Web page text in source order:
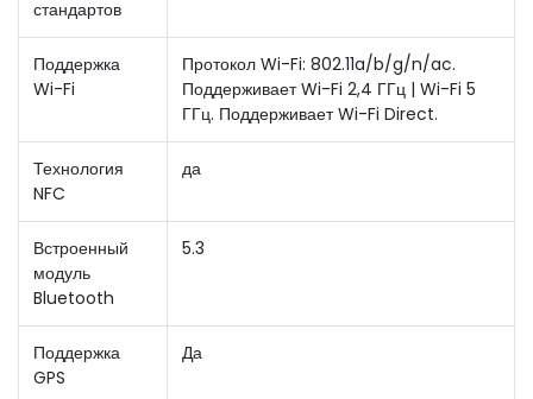
стандартов
Поддержка
Wi-Fi
Протокол Wi-Fi: 802.11a/b/g/n/ac.
Поддерживает Wi-Fi 2,4 ГГц | Wi-Fi 5
ГГц. Поддерживает Wi-Fi Direct.
Технология
NFC
да
Встроенный
модуль
Bluetooth
5.3
Поддержка
GPS
Да